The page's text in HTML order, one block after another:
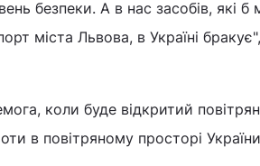
безпеки. А в нас засобів, які б
міста Львова, в Україні
коли буде відкритий
в повітряному просторі